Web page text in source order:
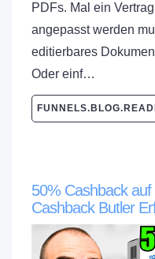
PDFs. Mal ein
angepasst werden
editierbares
Oder einf…
50% Cashback
Cashback Butler